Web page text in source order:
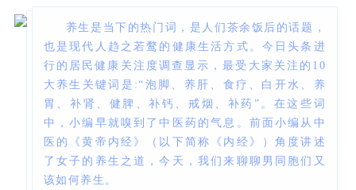
养生是当下的热门词，是人们茶余饭后的话题，
也是现代人趋之若鹜的健康生活方式。今日头条进
行的居民健康关注度调查显示，最受大家关注的10
大养生关键词是:“泡脚、养肝、食疗、白开水、养
胃、补肾、健脾、补钙、戒烟、补药”。在这些词
中，小编早就嗅到了中医药的气息。前面小编从中
医的《黄帝内经》（以下简称《内经》）角度讲述
了女子的养生之道，今天，我们来聊聊男同胞们又
该如何养生。